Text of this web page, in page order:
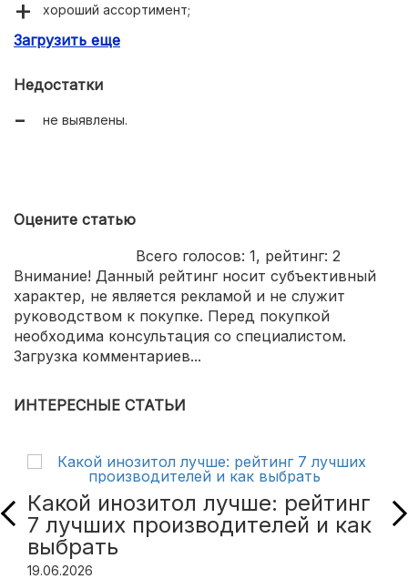
хороший ассортимент;
возможность заказать уникальную модель.
Загрузить еще
Недостатки
не выявлены.
Оцените статью
Всего голосов: 1, рейтинг: 2
Внимание! Данный рейтинг носит субъективный
характер, не является рекламой и не служит
руководством к покупке. Перед покупкой
необходима консультация со специалистом.
Загрузка комментариев...
ИНТЕРЕСНЫЕ СТАТЬИ
Какой инозитол лучше: рейтинг
7 лучших производителей и как
выбрать
19.06.2026